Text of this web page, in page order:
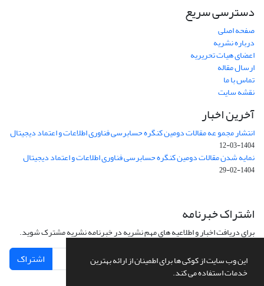
این وب سایت از کوکی ها برای اطمینان از ارائه بهترین
خدمات استفاده می کند.
دسترسی سریع
صفحه اصلی
درباره نشریه
اعضای هیات تحریریه
ارسال مقاله
تماس با ما
نقشه سایت
آخرین اخبار
انتشار مجمو عه مقالات دومین کنگره حسابرسی فناوری اطلاعات و اعتماد دیجیتال
1404-03-12
نمایه شدن مقالات دومین کنگره حسابرسی فناوری اطلاعات و اعتماد دیجیتال
1404-02-29
اشتراک خبرنامه
برای دریافت اخبار و اطلاعیه های مهم نشریه در خبرنامه نشریه مشترک شوید.
اشتراک